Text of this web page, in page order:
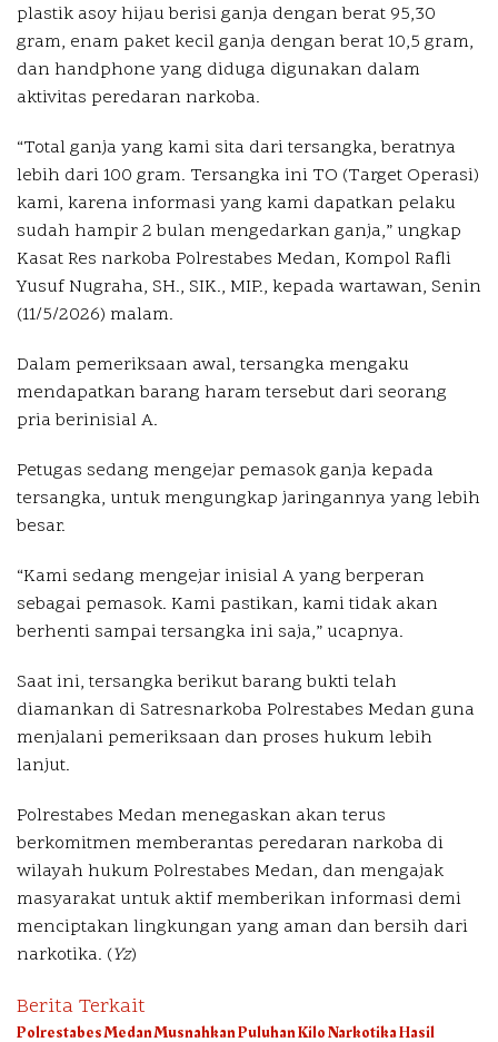
plastik asoy hijau berisi ganja dengan berat 95,30
gram, enam paket kecil ganja dengan berat 10,5 gram,
dan handphone yang diduga digunakan dalam
aktivitas peredaran narkoba.
“Total ganja yang kami sita dari tersangka, beratnya
lebih dari 100 gram. Tersangka ini TO (Target Operasi)
kami, karena informasi yang kami dapatkan pelaku
sudah hampir 2 bulan mengedarkan ganja,” ungkap
Kasat Res narkoba Polrestabes Medan, Kompol Rafli
Yusuf Nugraha, SH., SIK., MIP., kepada wartawan, Senin
(11/5/2026) malam.
Dalam pemeriksaan awal, tersangka mengaku
mendapatkan barang haram tersebut dari seorang
pria berinisial A.
Petugas sedang mengejar pemasok ganja kepada
tersangka, untuk mengungkap jaringannya yang lebih
besar.
“Kami sedang mengejar inisial A yang berperan
sebagai pemasok. Kami pastikan, kami tidak akan
berhenti sampai tersangka ini saja,” ucapnya.
Saat ini, tersangka berikut barang bukti telah
diamankan di Satresnarkoba Polrestabes Medan guna
menjalani pemeriksaan dan proses hukum lebih
lanjut.
Polrestabes Medan menegaskan akan terus
berkomitmen memberantas peredaran narkoba di
wilayah hukum Polrestabes Medan, dan mengajak
masyarakat untuk aktif memberikan informasi demi
menciptakan lingkungan yang aman dan bersih dari
narkotika. (Yz)
Berita Terkait
Polrestabes Medan Musnahkan Puluhan Kilo Narkotika Hasil